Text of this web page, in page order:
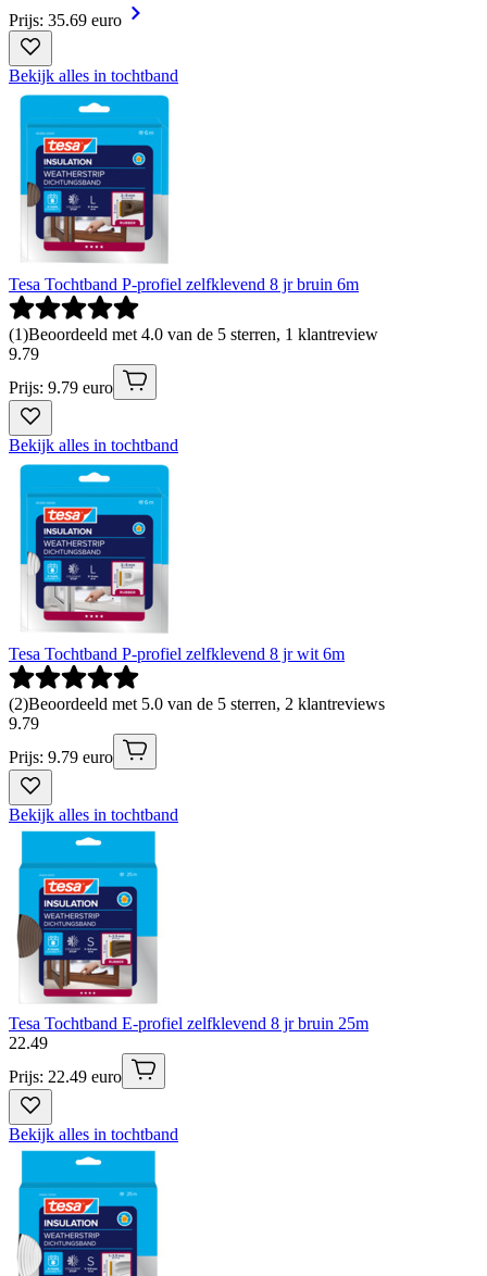
Prijs: 35.69 euro
Bekijk alles in tochtband
Tesa Tochtband P-profiel zelfklevend 8 jr bruin 6m
(1)Beoordeeld met 4.0 van de 5 sterren, 1 klantreview
9.79
Prijs: 9.79 euro
Bekijk alles in tochtband
Tesa Tochtband P-profiel zelfklevend 8 jr wit 6m
(2)Beoordeeld met 5.0 van de 5 sterren, 2 klantreviews
9.79
Prijs: 9.79 euro
Bekijk alles in tochtband
Tesa Tochtband E-profiel zelfklevend 8 jr bruin 25m
22.49
Prijs: 22.49 euro
Bekijk alles in tochtband